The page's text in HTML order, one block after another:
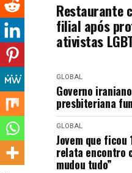
EDITORIAL
EXPEDIENTE
FINALIZAR COMPRA
HOME
LANÇAMENTOS
Restaurante
filial após
ativistas
GLOBAL
Governo
presbiteriana
GLOBAL
Jovem que ficou
relata encontro
mudou tudo”